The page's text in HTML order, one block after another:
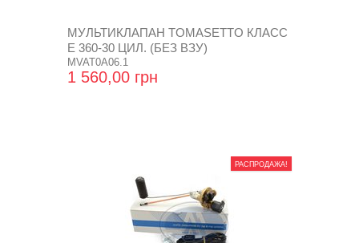
МУЛЬТИКЛАПАН TOMASETTO КЛАСС
Е 360-30 ЦИЛ. (БЕЗ ВЗУ)
MVAT0A06.1
1 560,00 грн
РАСПРОДАЖА!